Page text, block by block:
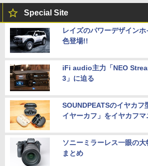
Special Site
レイズのパワーデザイン
色登場!!
iFi audio主力「NEO
3」に迫る
SOUNDPEATSのイヤカフ
イヤーカフ」をイヤカフマ
ソニーミラーレス一眼の
まとめ